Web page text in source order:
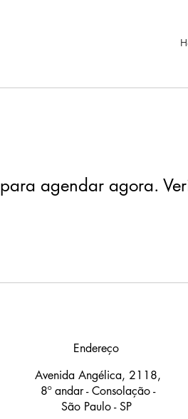
agendar agora.
Endereço
Avenida Angélica, 2118,
8º andar - Consolação -
São Paulo - SP